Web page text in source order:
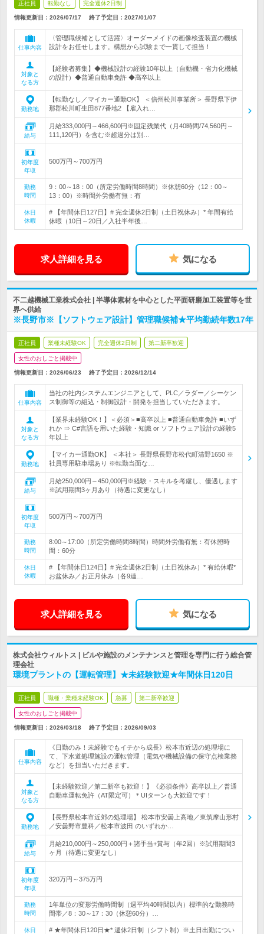
正社員 転勤なし 完全週休2日制
情報更新日：2026/07/17 終了予定日： 2027/01/07
仕事内容
〈管理職候補として活躍〉オーダーメイドの画像検査装置の機械
設計をお任せします。構想から試験まで一貫して担当！
対象と
なる方
【経験者募集】◆機械設計の経験10年以上（自動機・省力化機械
の設計）◆普通自動車免許 ◆高卒以上
勤務地
【転勤なし／マイカー通勤OK】 ＜信州松川事業所＞ 長野県下伊
那郡松川町生田877番地2 【雇入れ…
給与
月給333,000円～466,600円※固定残業代（月40時間/74,560円～
111,120円）を含む※超過分は別…
初年度
年収
500万円～700万円
勤務
時間
9：00～18：00（所定労働時間8時間）※休憩60分（12：00～
13：00）※時間外労働有無：有
休日
休暇
# 【年間休日127日】# 完全週休2日制（土日祝休み）* 年間有給
休暇（10日～20日／入社半年後…
求人詳細を見る 気になる
不二越機械工業株式会社 | 半導体素材を中心とした平面研磨加工装置等を世
界へ供給
※長野市※【ソフトウェア設計】管理職候補★平均勤続年数17年
正社員 業種未経験OK 完全週休2日制 第二新卒歓迎
女性のおしごと掲載中
情報更新日：2026/06/23 終了予定日： 2026/12/14
仕事内容
当社の社内システムエンジニアとして、PLC／ラダー／シーケン
ス制御等の組込・制御設計・開発を担当していただきます。
対象と
なる方
【業界未経験OK！】＜必須＞■高卒以上 ■普通自動車免許 ■いず
れか ⇒ C#言語を用いた経験・知識 or ソフトウェア設計の経験5
年以上
勤務地
【マイカー通勤OK】 ＜本社＞ 長野県長野市松代町清野1650 ※
社員専用駐車場あり ※転勤当面な…
給与
月給250,000円～450,000円※経験・スキルを考慮し、優遇します
※試用期間3ヶ月あり（待遇に変更なし）
初年度
年収
500万円～700万円
勤務
時間
8:00～17:00（所定労働時間8時間）時間外労働有無：有休憩時
間：60分
休日
休暇
# 【年間休日124日】# 完全週休2日制（土日祝休み）* 有給休暇*
お盆休み／お正月休み（各9連…
求人詳細を見る 気になる
株式会社ウィルトス | ビルや施設のメンテナンスと管理を専門に行う総合管
理会社
環境プラントの【運転管理】★未経験歓迎★年間休日120日
正社員 職種・業種未経験OK 急募 第二新卒歓迎
女性のおしごと掲載中
情報更新日：2026/03/18 終了予定日： 2026/09/03
仕事内容
《日勤のみ！未経験でもイチから成長》松本市近辺の処理場に
て、下水道処理施設の運転管理（電気や機械設備の保守点検業務
など）を担当いただきます。
対象と
なる方
【未経験歓迎／第二新卒も歓迎！】《必須条件》高卒以上／普通
自動車運転免許（AT限定可）＊UIターンも大歓迎です！
勤務地
【長野県松本市近郊の処理場】 松本市安曇上高地／東筑摩山形村
／安曇野市豊科／松本市波田 のいずれか…
給与
月給210,000円～250,000円＋諸手当+賞与（年2回）※試用期間3
ヶ月（待遇に変更なし）
初年度
年収
320万円～375万円
勤務
時間
1年単位の変形労働時間制（週平均40時間以内）標準的な勤務時
間帯／8：30～17：30（休憩60分）…
休日
# ★年間休日120日★* 週休2日制（シフト制）※土日出勤につい